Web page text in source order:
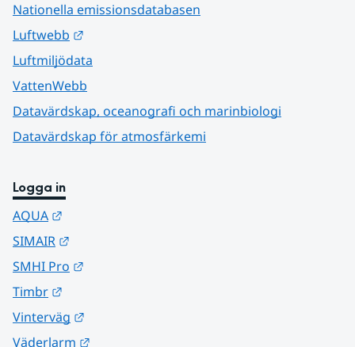
Nationella emissionsdatabasen
Luftwebb
Luftmiljödata
VattenWebb
Datavärdskap, oceanografi och marinbiologi
Datavärdskap för atmosfärkemi
Logga in
AQUA
SIMAIR
SMHI Pro
Timbr
Vinterväg
Väderlarm